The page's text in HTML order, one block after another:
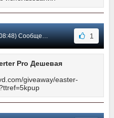
Сообщение #9 1
Pro Дешевая
giveaway/easter-